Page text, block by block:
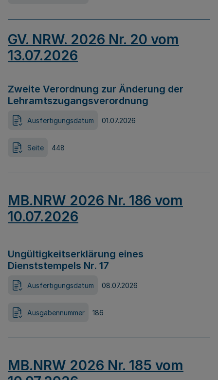
GV. NRW. 2026 Nr. 20 vom
13.07.2026
Zweite Verordnung zur Änderung der
Lehramtszugangsverordnung
Ausfertigungsdatum 01.07.2026
Seite 448
MB.NRW 2026 Nr. 186 vom
10.07.2026
Ungültigkeitserklärung eines
Dienststempels Nr. 17
Ausfertigungsdatum 08.07.2026
Ausgabennummer 186
MB.NRW 2026 Nr. 185 vom